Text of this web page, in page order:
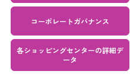
コーポレートガバナンス
各ショッピングセンターの詳細デ
ータ